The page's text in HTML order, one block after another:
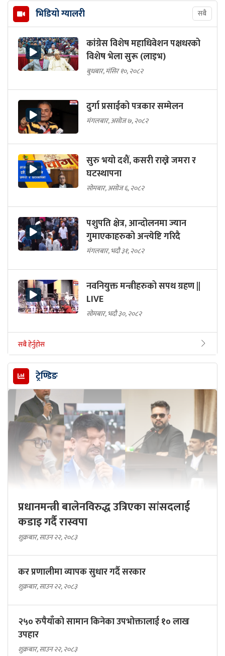
भिडियो ग्यालरी सबै
कांग्रेस विशेष महाधिवेशन पक्षधरको
विशेष भेला सुरू (लाइभ)
बुधबार, मंसिर १०, २०८२
दुर्गा प्रसाईको पत्रकार सम्मेलन
मंगलबार, असोज ७, २०८२
सुरु भयो दशैं, कसरी राख्ने जमरा र
घटस्थापना
सोमबार, असोज ६, २०८२
पशुपति क्षेत्र, आन्दोलनमा ज्यान
गुमाएकाहरुको अन्त्येष्टि गरिदै
मंगलबार, भदौ ३१, २०८२
नवनियुक्त मन्त्रीहरुको सपथ ग्रहण ||
LIVE
सोमबार, भदौ ३०, २०८२
सबै हेर्नुहोस
ट्रेण्डिङ
प्रधानमन्त्री बालेनविरुद्ध उत्रिएका सांसदलाई
कडाइ गर्दै रास्वपा
शुक्रबार, साउन २२, २०८३
कर प्रणालीमा व्यापक सुधार गर्दै सरकार
शुक्रबार, साउन २२, २०८३
२५० रुपैयाँको सामान किनेका उपभोक्तालाई १० लाख
उपहार
शुक्रबार, साउन २२, २०८३